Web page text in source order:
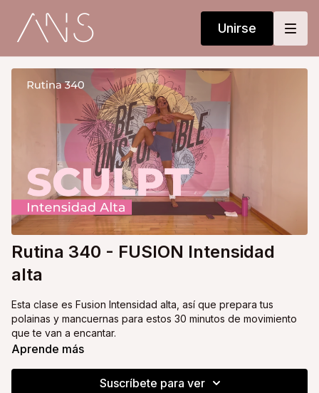
Unirse
Rutina 340 - FUSION Intensidad
alta
Esta clase es Fusion Intensidad alta, así que prepara tus
polainas y mancuernas para estos 30 minutos de movimiento
que te van a encantar.
Aprende más
Suscríbete para ver